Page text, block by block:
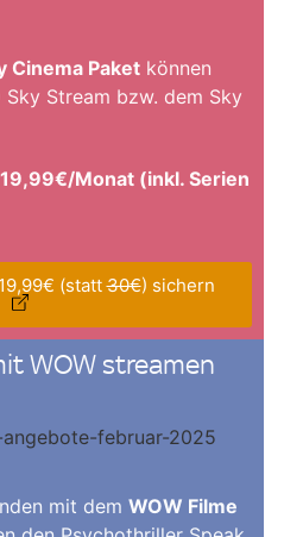
Cinema Paket können
Sky Stream bzw. dem Sky
Monat (inkl. Serien
(statt30€) sichern
WOW streamen
mit dem WOW Filme